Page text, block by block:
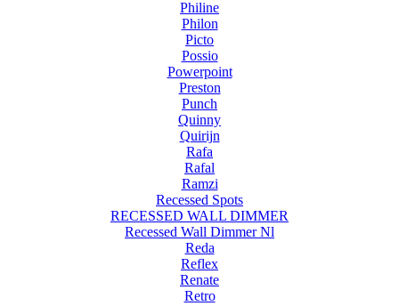
Philine
Philon
Picto
Possio
Powerpoint
Preston
Punch
Quinny
Quirijn
Rafa
Rafal
Ramzi
Recessed Spots
RECESSED WALL DIMMER
Recessed Wall Dimmer Nl
Reda
Reflex
Renate
Retro